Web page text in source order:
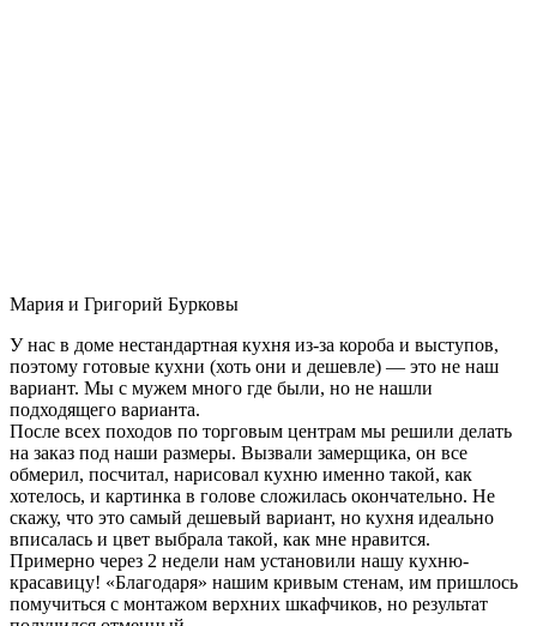
Мария и Григорий Бурковы
У нас в доме нестандартная кухня из-за короба и выступов,
поэтому готовые кухни (хоть они и дешевле) — это не наш
вариант. Мы с мужем много где были, но не нашли
подходящего варианта.
После всех походов по торговым центрам мы решили делать
на заказ под наши размеры. Вызвали замерщика, он все
обмерил, посчитал, нарисовал кухню именно такой, как
хотелось, и картинка в голове сложилась окончательно. Не
скажу, что это самый дешевый вариант, но кухня идеально
вписалась и цвет выбрала такой, как мне нравится.
Примерно через 2 недели нам установили нашу кухню-
красавицу! «Благодаря» нашим кривым стенам, им пришлось
помучиться с монтажом верхних шкафчиков, но результат